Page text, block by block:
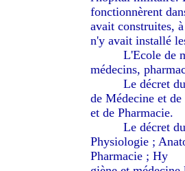
fonctionnèrent
avait construites,
n'y avait installé
L'Ecole de
médecins,
Le décret
de Médecine et
et de Pharmacie.
Le décret
Physiologie ;
Pharmacie ; Hy